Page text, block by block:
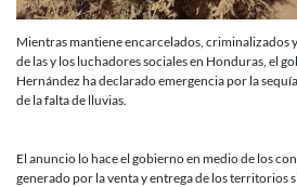
Mientras mantiene encarcelados, criminalizados
de las y los luchadores sociales en Honduras, el
Hernández ha declarado emergencia por la
de la falta de lluvias.
El anuncio lo hace el gobierno en medio de los
generado por la venta y entrega de los territorios